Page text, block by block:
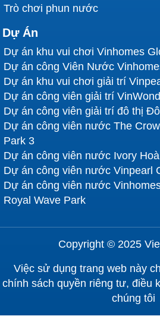
Trò chơi phun nước
Dự Án
Dự án khu vui chơi Vinhomes
Dự án công Viên Nước
Dự án khu vui chơi giải trí
Dự án công viên giải trí
Dự án công viên giải trí đô thị
Dự án công viên nước The
Park 3
Dự án công viên nước Ivory
Dự án công viên nước Vinpearl
Dự án công viên nước
Royal Wave Park
Copyright © 2025
Việc sử dụng trang web này
chính sách quyền riêng tư, điều
chúng tôi